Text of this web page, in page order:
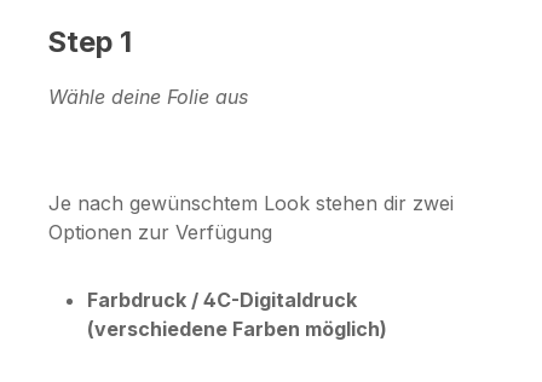
Step 1
Wähle deine Folie aus
Je nach gewünschtem Look stehen dir zwei
Optionen zur Verfügung
Farbdruck / 4C-Digitaldruck
(verschiedene Farben möglich)